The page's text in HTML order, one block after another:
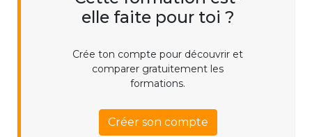
elle faite pour toi ?
Crée ton compte pour découvrir et
comparer gratuitement les
formations.
Créer son compte